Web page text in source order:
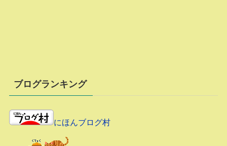
ブログランキング
にほんブログ村